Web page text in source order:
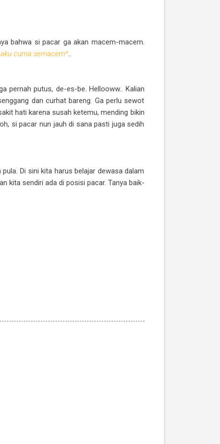
bahwa si pacar ga akan macem-macem.
cuma semacem*..
pernah putus, de-es-be. Hellooww.. Kalian
dan curhat bareng. Ga perlu sewot
hati karena susah ketemu, mending bikin
si pacar nun jauh di sana pasti juga sedih
Di sini kita harus belajar dewasa dalam
kita sendiri ada di posisi pacar. Tanya baik-